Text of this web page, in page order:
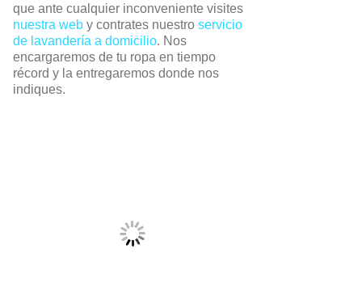
que ante cualquier inconveniente visites
nuestra web y contrates nuestro servicio
de lavandería a domicilio. Nos
encargaremos de tu ropa en tiempo
récord y la entregaremos donde nos
indiques.